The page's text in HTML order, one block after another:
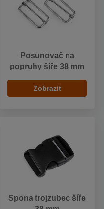
Posunovač na
popruhy šíře 38 mm
Zobrazit
Spona trojzubec šíře